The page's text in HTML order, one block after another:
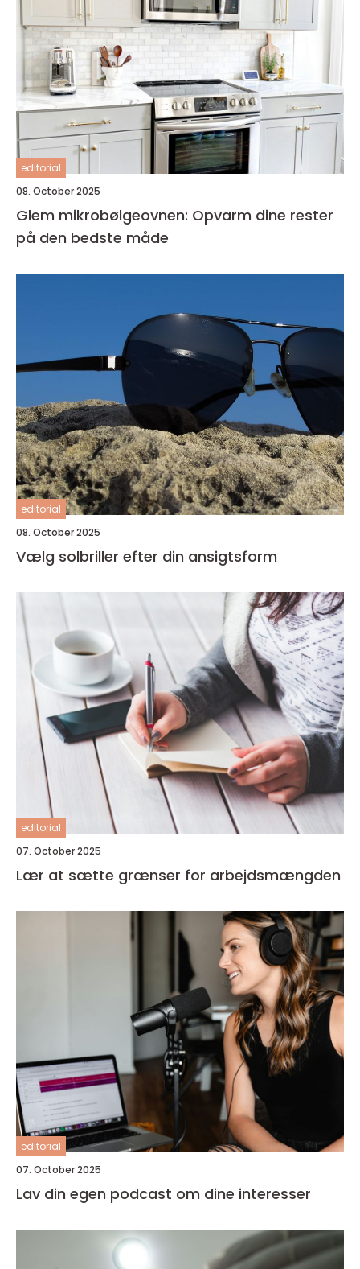
editorial
08. October 2025
Glem mikrobølgeovnen: Opvarm dine rester
på den bedste måde
editorial
08. October 2025
Vælg solbriller efter din ansigtsform
editorial
07. October 2025
Lær at sætte grænser for arbejdsmængden
editorial
07. October 2025
Lav din egen podcast om dine interesser